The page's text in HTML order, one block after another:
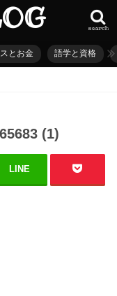
search
とお金 語学と資格
(1)
LINE